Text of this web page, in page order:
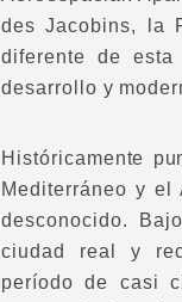
des Jacobins, la
diferente de
desarrollo y
Históricamente
Mediterráneo y el
desconocido.
ciudad real y
período de casi